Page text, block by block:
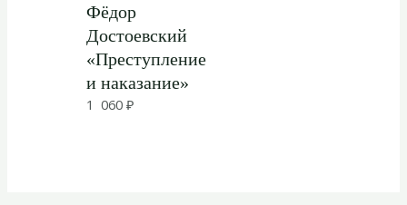
Фёдор
Достоевский
«Преступление
и наказание»
1 060₽